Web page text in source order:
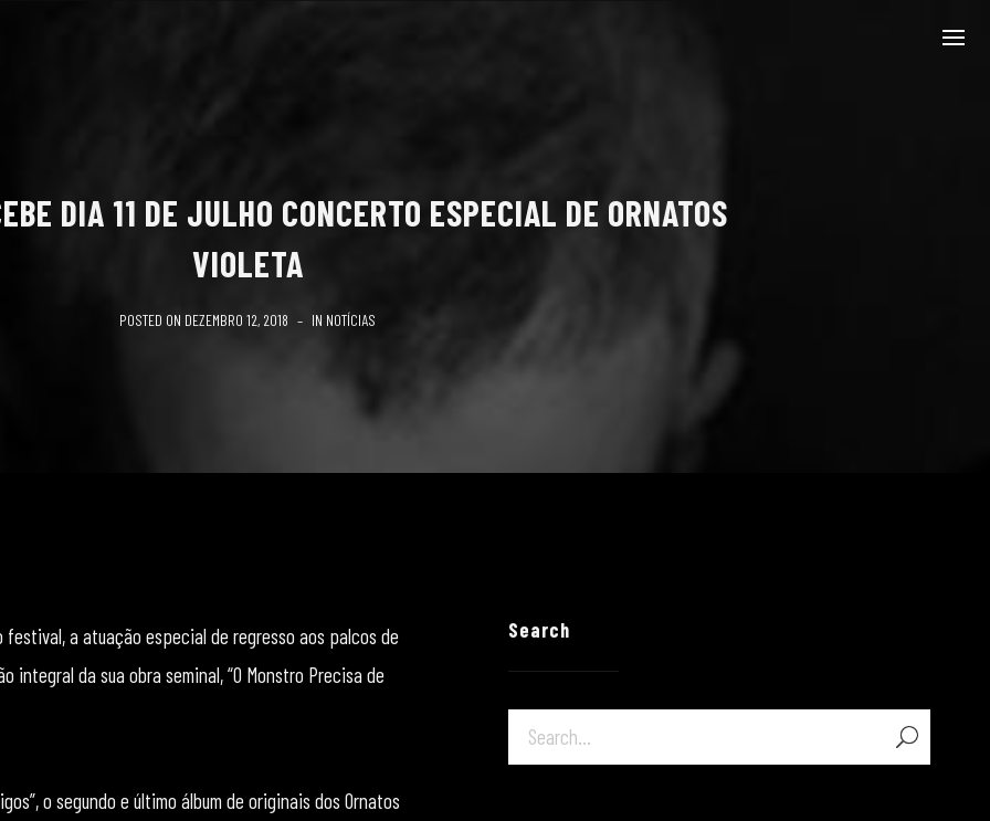
DIA 11 DE JULHO CONCERTO ESPECIAL DE ORNATOS
VIOLETA
POSTED ON DEZEMBRO 12, 2018 IN NOTÍCIAS
festival, a atuação especial de regresso aos palcos de
da sua obra seminal, “O Monstro Precisa de
o segundo e último álbum de originais dos Ornatos
Search